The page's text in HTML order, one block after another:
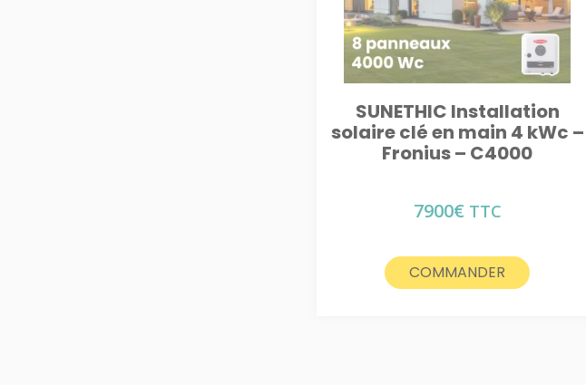
SUNETHIC Installation
solaire clé en main 4 kWc –
Fronius – C4000
7900€ TTC
COMMANDER